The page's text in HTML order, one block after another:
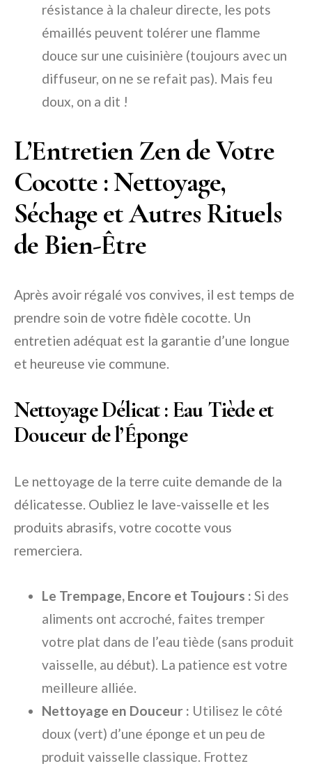
résistance à la chaleur directe, les pots
émaillés peuvent tolérer une flamme
douce sur une cuisinière (toujours avec un
diffuseur, on ne se refait pas). Mais feu
doux, on a dit !
L’Entretien Zen de Votre
Cocotte : Nettoyage,
Séchage et Autres Rituels
de Bien-Être
Après avoir régalé vos convives, il est temps de
prendre soin de votre fidèle cocotte. Un
entretien adéquat est la garantie d’une longue
et heureuse vie commune.
Nettoyage Délicat : Eau Tiède et
Douceur de l’Éponge
Le nettoyage de la terre cuite demande de la
délicatesse. Oubliez le lave-vaisselle et les
produits abrasifs, votre cocotte vous
remerciera.
Le Trempage, Encore et Toujours : Si des
aliments ont accroché, faites tremper
votre plat dans de l’eau tiède (sans produit
vaisselle, au début). La patience est votre
meilleure alliée.
Nettoyage en Douceur : Utilisez le côté
doux (vert) d’une éponge et un peu de
produit vaisselle classique. Frottez